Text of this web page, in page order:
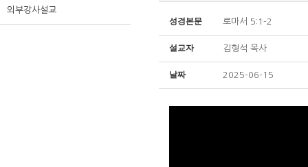
외부강사설교
성경본문 로마서 5:1-2
설교자 김형석 목사
날짜 2025-06-15